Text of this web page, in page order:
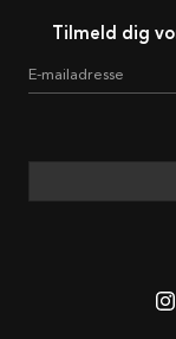
Tilmeld dig
E-mailadresse